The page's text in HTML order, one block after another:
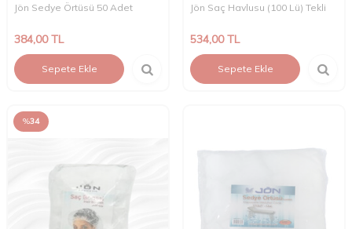
Jön Sedye Örtüsü 50 Adet
384,00TL
Sepete Ekle
Jön Saç Havlusu (100 Lü) Tekli
534,00TL
Sepete Ekle
%34